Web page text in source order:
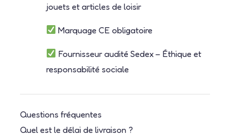
jouets et articles de loisir
Marquage CE obligatoire
Fournisseur audité Sedex – Éthique et
responsabilité sociale
Questions fréquentes
Quel est le délai de livraison ?